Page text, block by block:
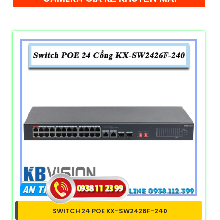
chức năng của KBvision. Sản phẩm này sẽ đáp ứng
hóa quá trình quản lý nhân viên.
SWITCH 24 POE KX-SW2426F-240